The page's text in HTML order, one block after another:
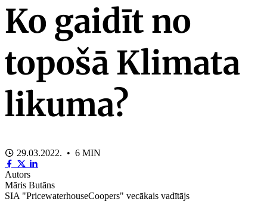
Ko gaidīt no
topošā Klimata
likuma?
29.03.2022. • 6 MIN
Autors
Māris Butāns
SIA "PricewaterhouseCoopers" vecākais vadītājs